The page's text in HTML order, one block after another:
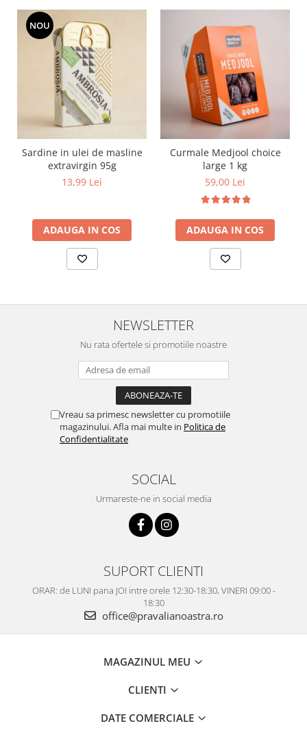
NOU
Sardine in ulei de masline
extravirgin 95g
13,99 Lei
ADAUGA IN COS
Curmale Medjool choice
large 1 kg
59,00 Lei
ADAUGA IN COS
NEWSLETTER
Nu rata ofertele si promotiile noastre
Vreau sa primesc newsletter cu promotiile
magazinului. Afla mai multe in Politica de
Confidentialitate
SOCIAL
Urmareste-ne in social media
SUPORT CLIENTI
ORAR: de LUNI pana JOI intre orele 12:30-18:30, VINERI 09:00 -
18:30
office@pravalianoastra.ro
MAGAZINUL MEU
CLIENTI
DATE COMERCIALE